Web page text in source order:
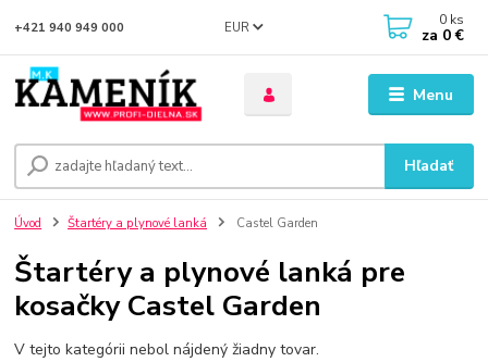
Menu
EUR
Hľadať
+421 940 949 000 0 ks
za 0 €
Úvod Štartéry a plynové lanká Castel Garden
Štartéry a plynové lanká pre
kosačky Castel Garden
V tejto kategórii nebol nájdený žiadny tovar.